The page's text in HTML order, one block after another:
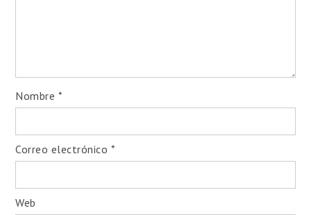
Nombre *
Correo electrónico *
Web